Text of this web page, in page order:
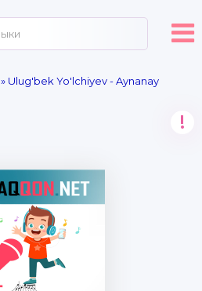
» Ulug'bek Yo'lchiyev - Aynanay
!